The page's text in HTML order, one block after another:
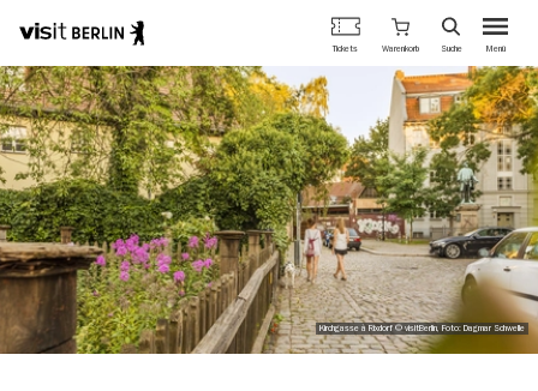
Direkt
zum
Inhalt
Berlins
offizielles
Tourismusportal
Menü
Tickets Warenkorb Suche
Kirchgasse à Rixdorf © visitBerlin, Foto: Dagmar Schwelle